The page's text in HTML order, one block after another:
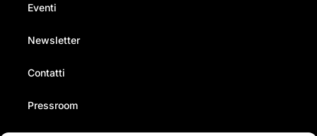
Eventi
Newsletter
Contatti
Pressroom